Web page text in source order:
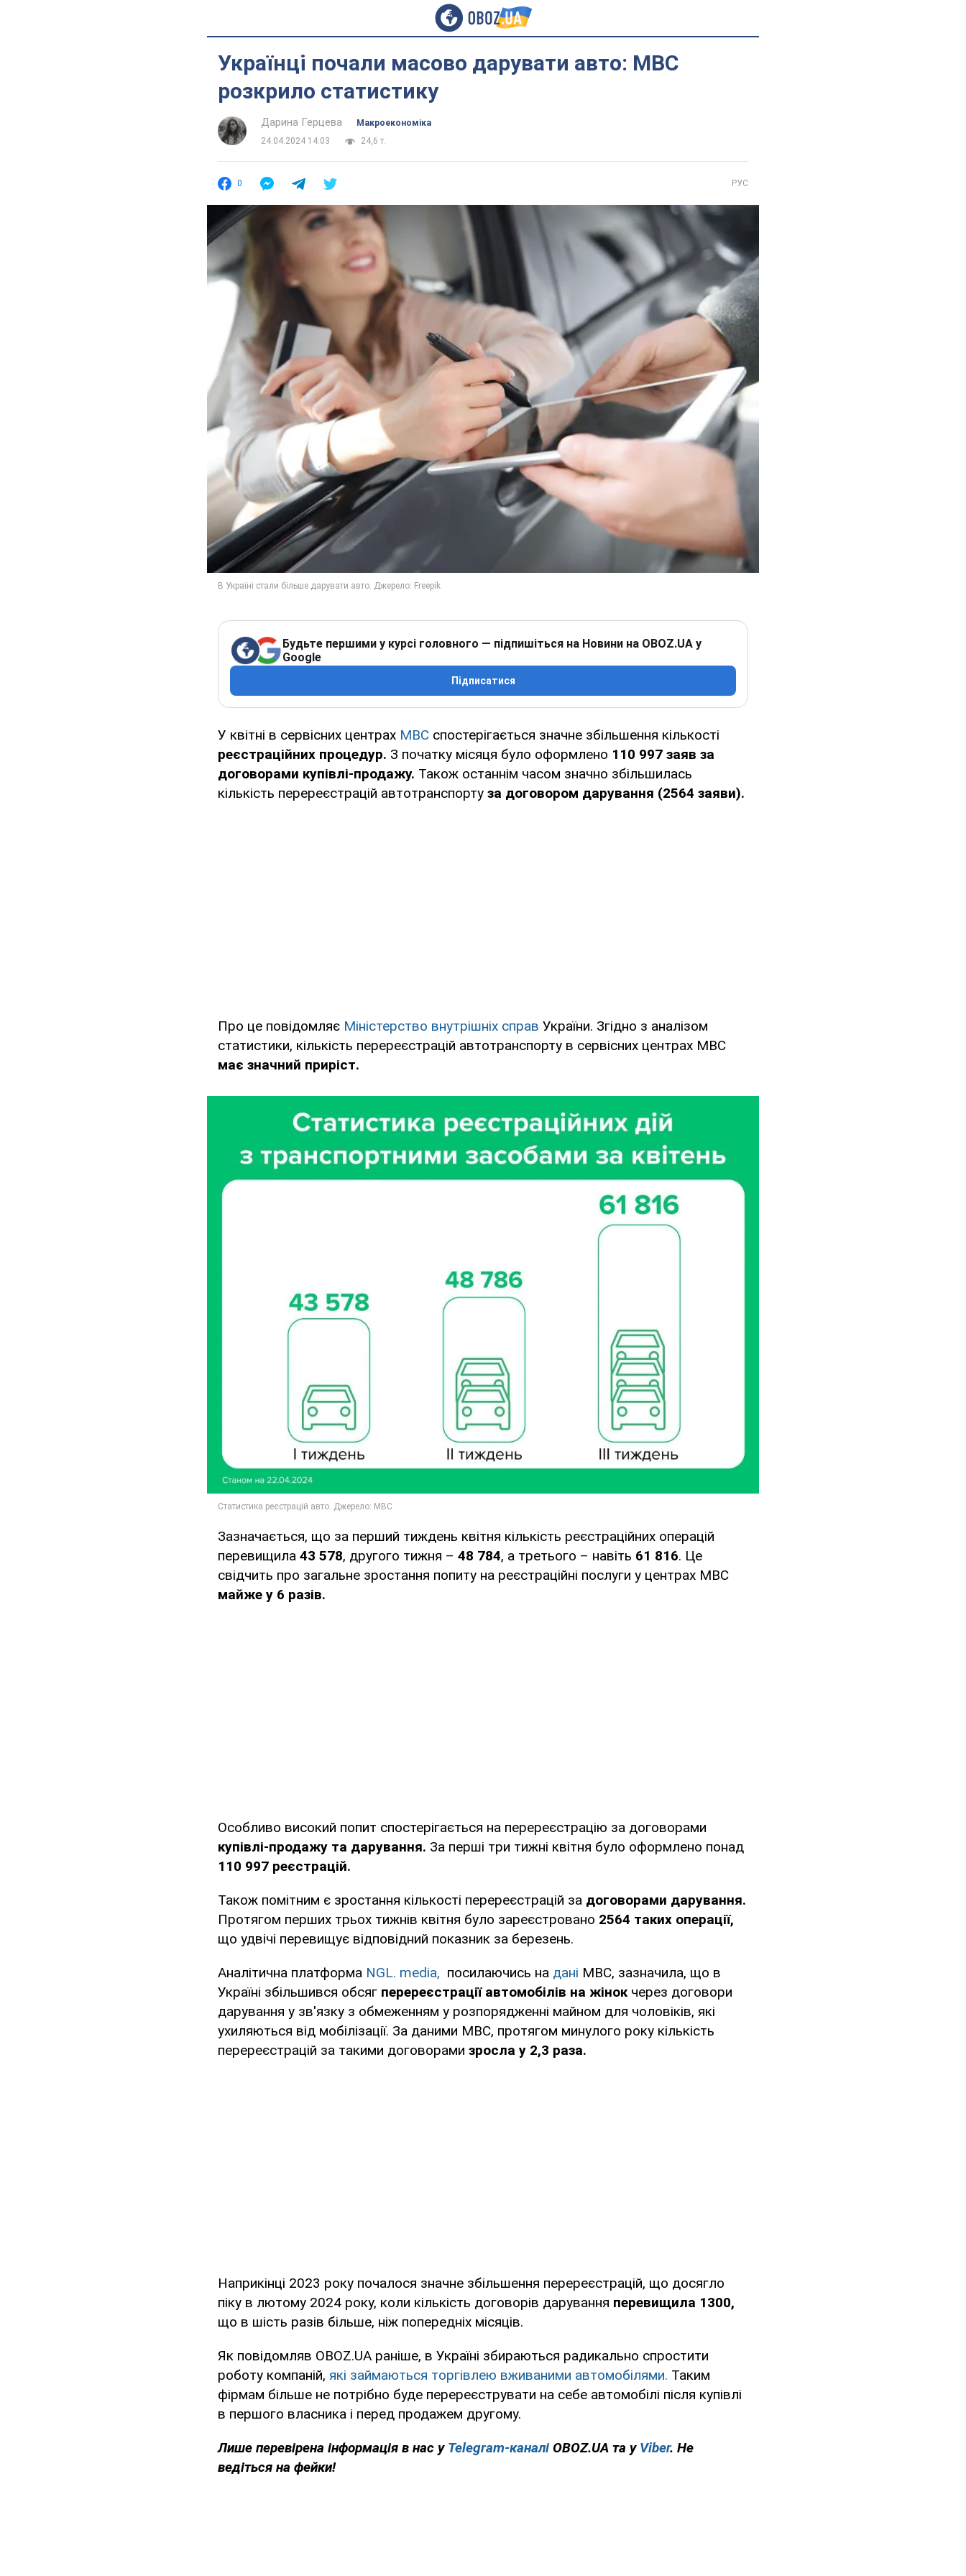
Українці почали масово дарувати авто: МВС
розкрило статистику
Дарина Герцева
Mакроекономіка
24.04.2024 14:03
24,6 т.
0 РУС
Будьте першими у курсі головного — підпишіться на Новини на OBOZ.UA у
Google
Підписатися
У квітні в сервісних центрах МВС спостерігається значне збільшення кількості
реєстраційних процедур. З початку місяця було оформлено 110 997 заяв за
договорами купівлі-продажу. Також останнім часом значно збільшилась
кількість перереєстрацій автотранспорту за договором дарування (2564 заяви).
Про це повідомляє Міністерство внутрішніх справ України. Згідно з аналізом
статистики, кількість перереєстрацій автотранспорту в сервісних центрах МВС
має значний приріст.
Зазначається, що за перший тиждень квітня кількість реєстраційних операцій
перевищила 43 578, другого тижня – 48 784, а третього – навіть 61 816. Це
свідчить про загальне зростання попиту на реєстраційні послуги у центрах МВС
майже у 6 разів.
Особливо високий попит спостерігається на перереєстрацію за договорами
купівлі-продажу та дарування. За перші три тижні квітня було оформлено понад
110 997 реєстрацій.
Також помітним є зростання кількості перереєстрацій за договорами дарування.
Протягом перших трьох тижнів квітня було зареєстровано 2564 таких операції,
що удвічі перевищує відповідний показник за березень.
Аналітична платформа NGL. media, посилаючись на дані МВС, зазначила, що в
Україні збільшився обсяг перереєстрації автомобілів на жінок через договори
дарування у зв'язку з обмеженням у розпорядженні майном для чоловіків, які
ухиляються від мобілізації. За даними МВС, протягом минулого року кількість
перереєстрацій за такими договорами зросла у 2,3 раза.
Наприкінці 2023 року почалося значне збільшення перереєстрацій, що досягло
піку в лютому 2024 року, коли кількість договорів дарування перевищила 1300,
що в шість разів більше, ніж попередніх місяців.
Як повідомляв OBOZ.UA раніше, в Україні збираються радикально спростити
роботу компаній, які займаються торгівлею вживаними автомобілями. Таким
фірмам більше не потрібно буде перереєструвати на себе автомобілі після купівлі
в першого власника і перед продажем другому.
Лише перевірена інформація в нас у Telegram-каналі OBOZ.UA та у Viber. Не
ведіться на фейки!